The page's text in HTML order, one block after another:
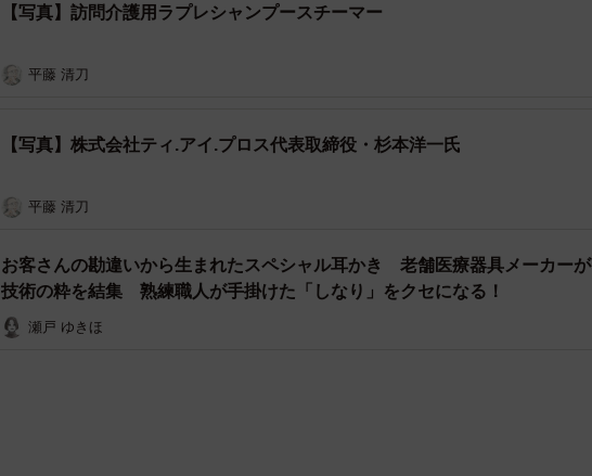
【写真】訪問介護用ラプレシャンプースチーマー
平藤 清刀
【写真】株式会社ティ.アイ.プロス代表取締役・杉本洋一氏
平藤 清刀
お客さんの勘違いから生まれたスペシャル耳かき 老舗医療器具メーカーが
技術の粋を結集 熟練職人が手掛けた「しなり」をクセになる！
瀬戸 ゆきほ